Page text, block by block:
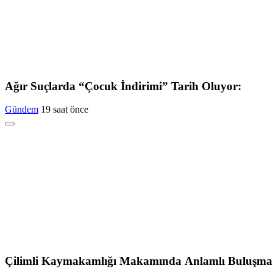
Ağır Suçlarda “Çocuk İndirimi” Tarih Oluyor:
Gündem 19 saat önce
Çilimli Kaymakamlığı Makamında Anlamlı Buluşma